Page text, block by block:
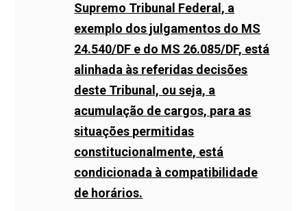
Supremo Tribunal Federal, a
exemplo dos julgamentos do MS
24.540/DF e do MS 26.085/DF, está
alinhada às referidas decisões
deste Tribunal, ou seja, a
acumulação de cargos, para as
situações permitidas
constitucionalmente, está
condicionada à compatibilidade
de horários.